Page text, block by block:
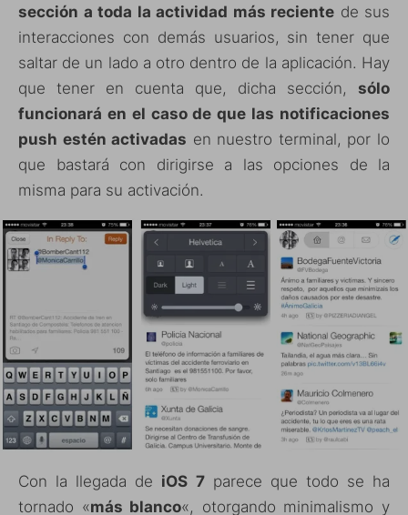
sección a toda la actividad más reciente de sus
interacciones con demás usuarios, sin tener que
saltar de un lado a otro dentro de la aplicación. Hay
que tener en cuenta que, dicha sección, sólo
funcionará en el caso de que las notificaciones
push estén activadas en nuestro terminal, por lo
que bastará con dirigirse a las opciones de la
misma para su activación.
Con la llegada de iOS 7parece que todo se ha
tornado «más blanco«, otorgando minimalismo y